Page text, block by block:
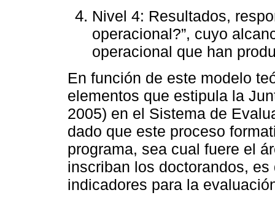
Nivel 4: Resultados,
operacional?”, cuyo
operacional que han
En función de este modelo
elementos que estipula la
2005) en el Sistema de
dado que este proceso
programa, sea cual fuere el
inscriban los doctorandos,
indicadores para la